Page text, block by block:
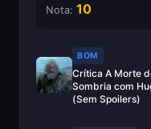
Nota: 10
BOM
Crítica A Morte
Sombria com
(Sem Spoilers)